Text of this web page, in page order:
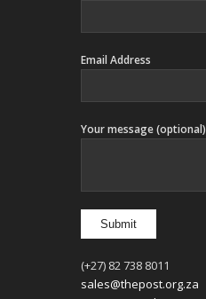
Email Address
Your message (optional)
(+27) 82 738 8011
sales@thepost.org.za